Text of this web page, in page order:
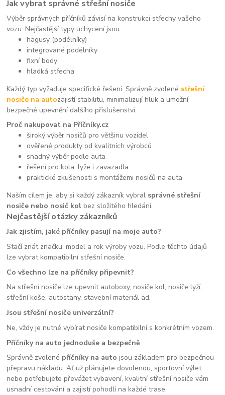
Jak vybrat správné střešní nosiče
Výběr správných příčníků závisí na konstrukci střechy vašeho
vozu. Nejčastější typy uchycení jsou:
hagusy (podélníky)
integrované podélníky
fixní body
hladká střecha
Každý typ vyžaduje specifické řešení. Správně zvolené střešní
nosiče na autozajistí stabilitu, minimalizují hluk a umožní
bezpečné upevnění dalšího příslušenství.
Proč nakupovat na Příčníky.cz
široký výběr nosičů pro většinu vozidel
ověřené produkty od kvalitních výrobců
snadný výběr podle auta
řešení pro kola, lyže i zavazadla
praktické zkušenosti s montážemi nosičů na auta
Naším cílem je, aby si každý zákazník vybral správné střešní
nosiče nebo nosič kol bez složitého hledání.
Nejčastější otázky zákazníků
Jak zjistím, jaké příčníky pasují na moje auto?
Stačí znát značku, model a rok výroby vozu. Podle těchto údajů
lze vybrat kompatibilní střešní nosiče.
Co všechno lze na příčníky připevnit?
Na střešní nosiče lze upevnit autoboxy, nosiče kol, nosiče lyží,
střešní koše, autostany, stavební materiál ad.
Jsou střešní nosiče univerzální?
Ne, vždy je nutné vybírat nosiče kompatibilní s konkrétním vozem.
Příčníky na auto jednoduše a bezpečně
Správně zvolené příčníky na auto jsou základem pro bezpečnou
přepravu nákladu. Ať už plánujete dovolenou, sportovní výlet
nebo potřebujete převážet vybavení, kvalitní střešní nosiče vám
usnadní cestování a zajistí pohodlí na každé trase.